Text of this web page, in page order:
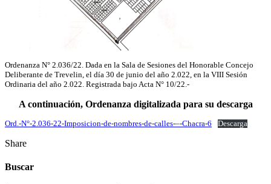
Ordenanza N° 2.036/22. Dada en la Sala de Sesiones del Honorable Concejo
Deliberante de Trevelin, el día 30 de junio del año 2.022, en la VIII Sesión
Ordinaria del año 2.022. Registrada bajo Acta N° 10/22.-
A continuación, Ordenanza digitalizada para su descarga
Ord.-N°-2.036-22-Imposicion-de-nombres-de-calles-–-Chacra-6 Descarga
Share
Buscar